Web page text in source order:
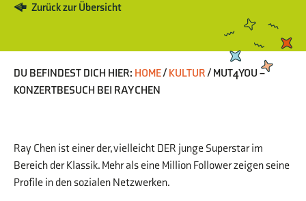
Zurück zur Übersicht
DU BEFINDEST DICH HIER: HOME/ KULTUR/ MUT4YOU –
KONZERTBESUCH BEI RAY CHEN
Ray Chen ist einer der, vielleicht DER junge Superstar im
Bereich der Klassik. Mehr als eine Million Follower zeigen seine
Profile in den sozialen Netzwerken.